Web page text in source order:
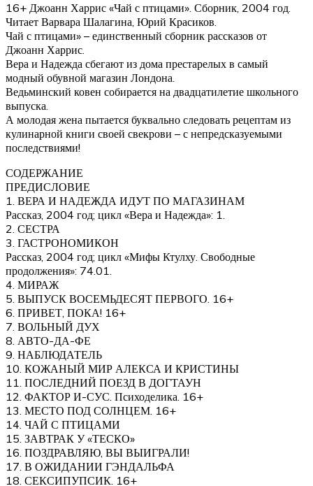
16+ Джоанн Харрис «Чай с птицами». Сборник, 2004 год.
Читает Варвара Шалагина, Юрий Красиков.
Чай с птицами» – единственный сборник рассказов от
Джоанн Харрис.
Вера и Надежда сбегают из дома престарелых в самый
модный обувной магазин Лондона.
Ведьминский ковен собирается на двадцатилетие школьного
выпуска.
А молодая жена пытается буквально следовать рецептам из
кулинарной книги своей свекрови – с непредсказуемыми
последствиями!
СОДЕРЖАНИЕ
ПРЕДИСЛОВИЕ
1. ВЕРА И НАДЕЖДА ИДУТ ПО МАГАЗИНАМ
Рассказ, 2004 год; цикл «Вера и Надежда»: 1.
2. СЕСТРА
3. ГАСТРОНОМИКОН
Рассказ, 2004 год; цикл «Мифы Ктулху. Свободные
продолжения»: 74.01.
4. МИРАЖ
5. ВЫПУСК ВОСЕМЬДЕСЯТ ПЕРВОГО. 16+
6. ПРИВЕТ, ПОКА! 16+
7. ВОЛЬНЫЙ ДУХ
8. АВТО-ДА-ФЕ
9. НАБЛЮДАТЕЛЬ
10. КОЖАНЫЙ МИР АЛЕКСА И КРИСТИНЫ
11. ПОСЛЕДНИЙ ПОЕЗД В ДОГТАУН
12. ФАКТОР И-СУС. Психоделика. 16+
13. МЕСТО ПОД СОЛНЦЕМ. 16+
14. ЧАЙ С ПТИЦАМИ
15. ЗАВТРАК У «ТЕСКО»
16. ПОЗДРАВЛЯЮ, ВЫ ВЫИГРАЛИ!
17. В ОЖИДАНИИ ГЭНДАЛЬФА
18. СЕКСИПУПСИК. 16+